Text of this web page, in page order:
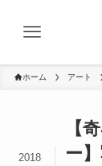
ホーム アート
【
ー
2018